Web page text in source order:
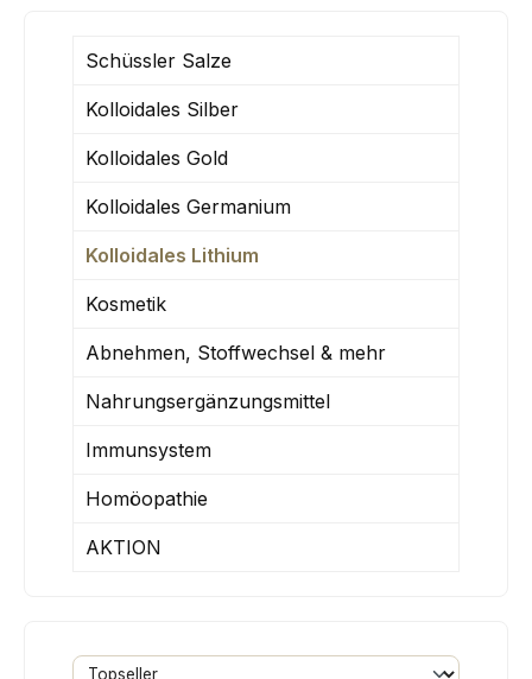
Schüssler Salze
Kolloidales Silber
Kolloidales Gold
Kolloidales Germanium
Kolloidales Lithium
Kosmetik
Abnehmen, Stoffwechsel & mehr
Nahrungsergänzungsmittel
Immunsystem
Homöopathie
AKTION